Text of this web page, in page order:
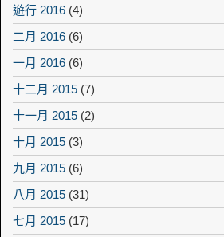
遊行 2016 (4)
二月 2016 (6)
一月 2016 (6)
十二月 2015 (7)
十一月 2015 (2)
十月 2015 (3)
九月 2015 (6)
八月 2015 (31)
七月 2015 (17)